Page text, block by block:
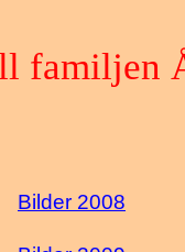
familjen
Bilder 2008